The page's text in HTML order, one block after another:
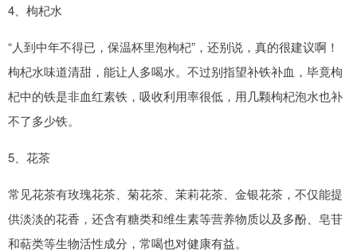
4、枸杞水
“人到中年不得已，保温杯里泡枸杞”，还别说，真的很建议啊！
枸杞水味道清甜，能让人多喝水。不过别指望补铁补血，毕竟枸
杞中的铁是非血红素铁，吸收利用率很低，用几颗枸杞泡水也补
不了多少铁。
5、花茶
常见花茶有玫瑰花茶、菊花茶、茉莉花茶、金银花茶，不仅能提
供淡淡的花香，还含有糖类和维生素等营养物质以及多酚、皂苷
和萜类等生物活性成分，常喝也对健康有益。